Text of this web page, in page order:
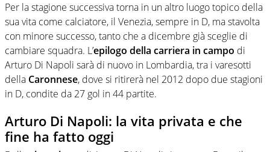
Per la stagione successiva torna in un altro luogo topico della
sua vita come calciatore, il Venezia, sempre in D, ma stavolta
con minore successo, tanto che a dicembre già sceglie di
cambiare squadra. L’epilogo della carriera in campo di
Arturo Di Napoli sarà di nuovo in Lombardia, tra i varesotti
della Caronnese, dove si ritirerà nel 2012 dopo due stagioni
in D, condite da 27 gol in 44 partite.
Arturo Di Napoli: la vita privata e che
fine ha fatto oggi